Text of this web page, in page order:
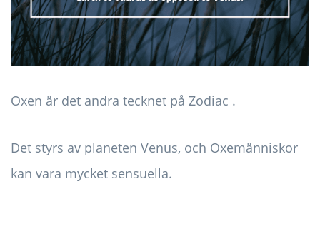
Oxen är det andra tecknet på Zodiac .
Det styrs av planeten Venus, och Oxemänniskor
kan vara mycket sensuella.